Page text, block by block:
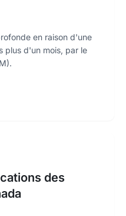
en raison d'une
plus d'un mois, par le
des